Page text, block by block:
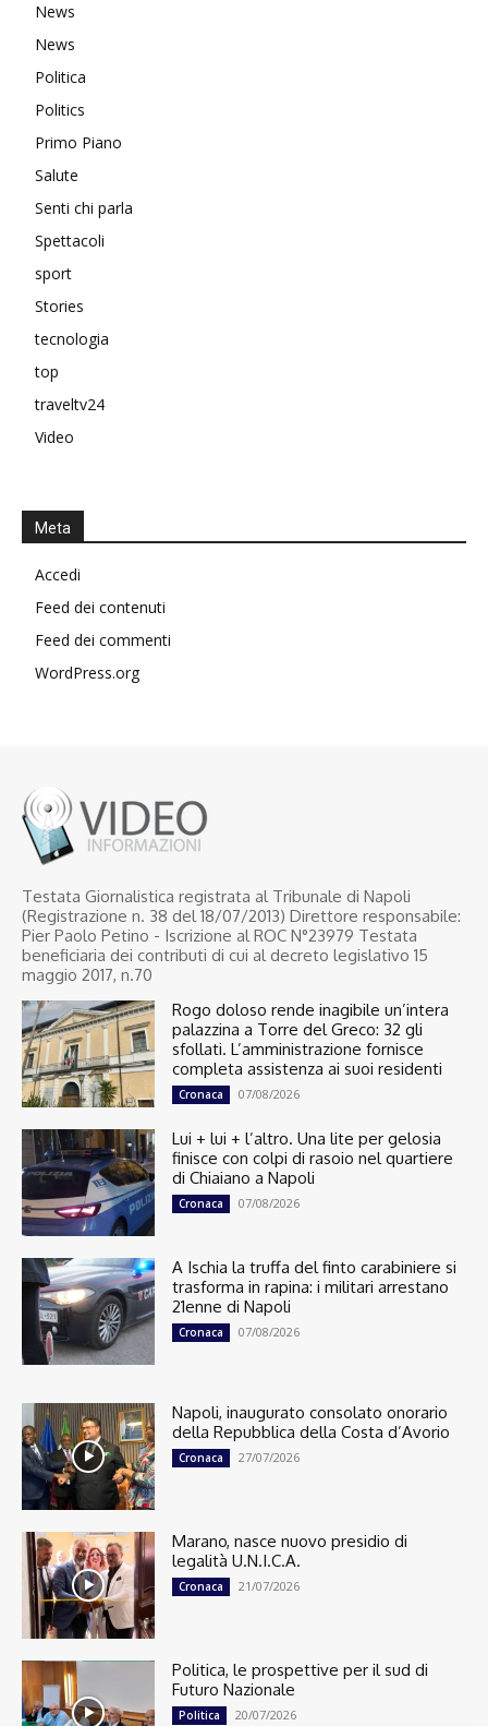
News
News
Politica
Politics
Primo Piano
Salute
Senti chi parla
Spettacoli
sport
Stories
tecnologia
top
traveltv24
Video
Meta
Accedi
Feed dei contenuti
Feed dei commenti
WordPress.org
Testata Giornalistica registrata al Tribunale di Napoli
(Registrazione n. 38 del 18/07/2013) Direttore responsabile:
Pier Paolo Petino - Iscrizione al ROC N°23979 Testata
beneficiaria dei contributi di cui al decreto legislativo 15
maggio 2017, n.70
Rogo doloso rende inagibile un’intera
palazzina a Torre del Greco: 32 gli
sfollati. L’amministrazione fornisce
completa assistenza ai suoi residenti
Cronaca 07/08/2026
Lui + lui + l’altro. Una lite per gelosia
finisce con colpi di rasoio nel quartiere
di Chiaiano a Napoli
Cronaca 07/08/2026
A Ischia la truffa del finto carabiniere si
trasforma in rapina: i militari arrestano
21enne di Napoli
Cronaca 07/08/2026
Napoli, inaugurato consolato onorario
della Repubblica della Costa d’Avorio
Cronaca 27/07/2026
Marano, nasce nuovo presidio di
legalità U.N.I.C.A.
Cronaca 21/07/2026
Politica, le prospettive per il sud di
Futuro Nazionale
Politica 20/07/2026